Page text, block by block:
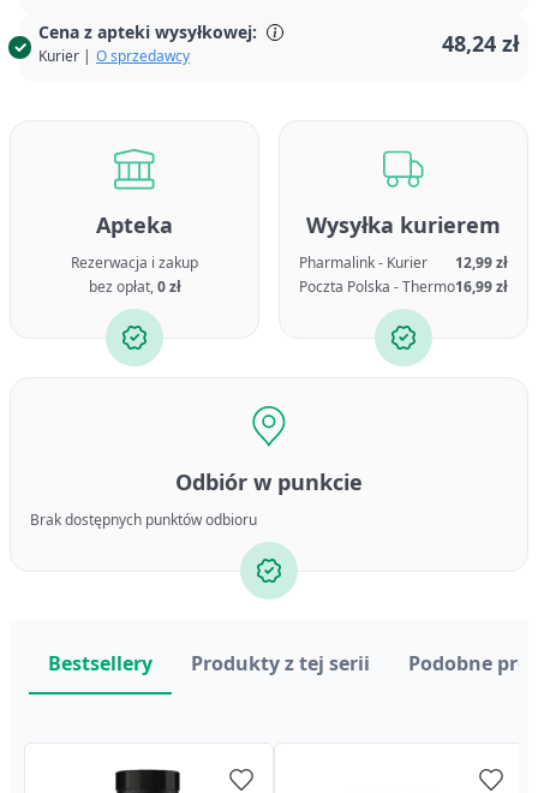
Cena z apteki wysyłkowej:
Kurier | O sprzedawcy 48,24 zł
Apteka
Rezerwacja i zakup
bez opłat,0 zł
Wysyłka kurierem
Pharmalink - Kurier
12,99 zł
Poczta Polska - Thermo16,99 zł
Odbiór w punkcie
Brak dostępnych punktów odbioru
Bestsellery Produkty z tej serii Podobne